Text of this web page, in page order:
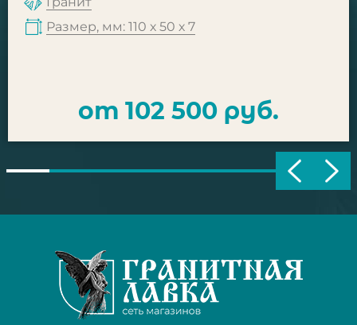
Размер, мм: 110 х 50 х 7
от 102 500 руб.